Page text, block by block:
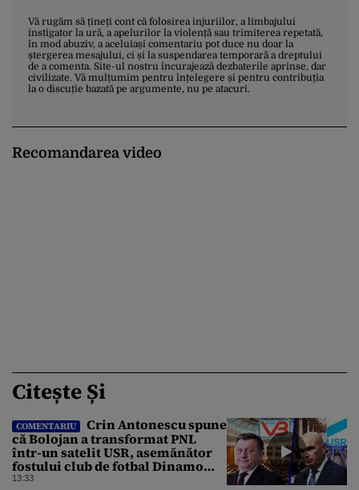
Vă rugăm să țineți cont că folosirea injuriilor, a limbajului
instigator la ură, a apelurilor la violență sau trimiterea repetată,
în mod abuziv, a aceluiași comentariu pot duce nu doar la
ștergerea mesajului, ci și la suspendarea temporară a dreptului
de a comenta. Site-ul nostru încurajează dezbaterile aprinse, dar
civilizate. Vă mulțumim pentru înțelegere și pentru contribuția
la o discuție bazată pe argumente, nu pe atacuri.
Recomandarea video
Citește Și
COMENTARIU
Crin Antonescu spune
că Bolojan a transformat PNL
într-un satelit USR, asemănător
fostului club de fotbal Dinamo
Victoria, care a aparținut Miliției
13:33